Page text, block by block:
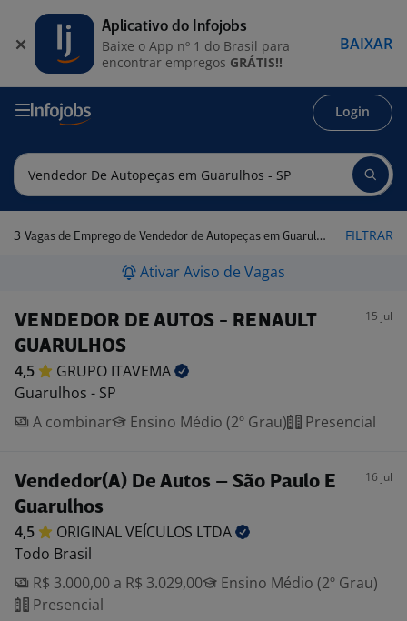
Login
3 Vagas de Emprego de Vendedor de Autopeças em Guarulhos - SP FILTRAR
Ativar Aviso de Vagas
VENDEDOR DE AUTOS - RENAULT
GUARULHOS
15 jul
4,5 GRUPO ITAVEMA
Guarulhos - SP
A combinar
Ensino Médio (2º Grau) Presencial
Vendedor(A) De Autos – São Paulo E
Guarulhos
16 jul
4,5 ORIGINAL VEÍCULOS LTDA
Todo Brasil
R$ 3.000,00 a R$ 3.029,00
Ensino Médio (2º Grau)
Presencial
Aplicativo do Infojobs
Baixe o App nº 1 do Brasil para
encontrar empregos GRÁTIS!!
BAIXAR